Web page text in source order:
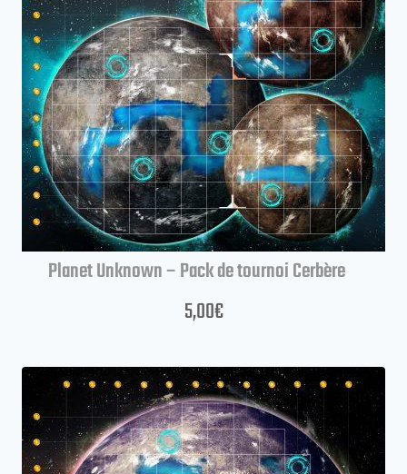
Planet Unknown – Pack de tournoi Cerbère
5,00€